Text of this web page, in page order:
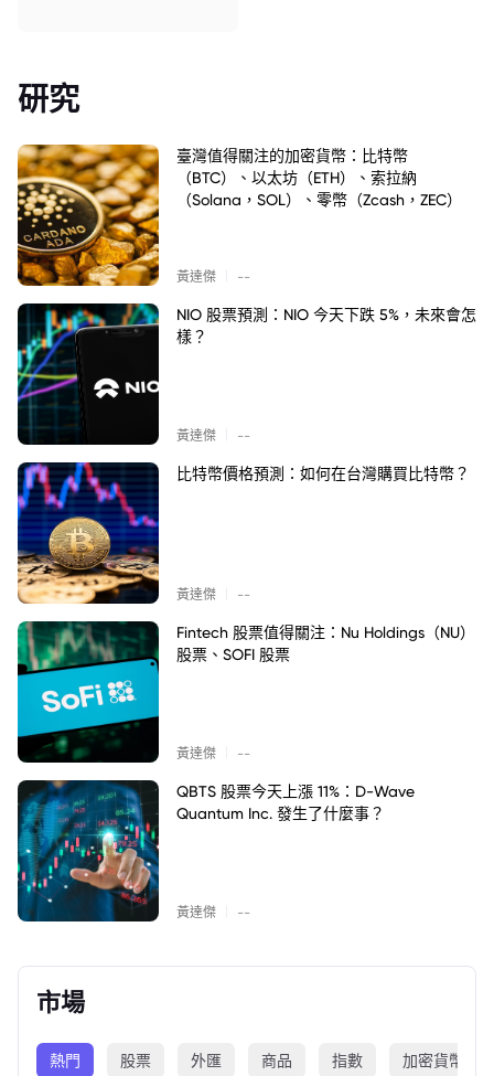
研究
臺灣值得關注的加密貨幣：比特幣
（BTC）、以太坊（ETH）、索拉納
（Solana，SOL）、零幣（Zcash，ZEC）
黃達傑 --
NIO 股票預測：NIO 今天下跌 5%，未來會怎
樣？
黃達傑 --
比特幣價格預測：如何在台灣購買比特幣？
黃達傑 --
Fintech 股票值得關注：Nu Holdings（NU）
股票、SOFI 股票
黃達傑 --
QBTS 股票今天上漲 11%：D-Wave
Quantum Inc. 發生了什麼事？
黃達傑 --
市場
熱門 股票 外匯 商品 指數 加密貨幣